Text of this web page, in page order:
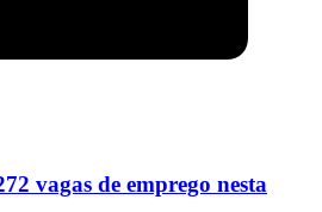
vagas de emprego nesta